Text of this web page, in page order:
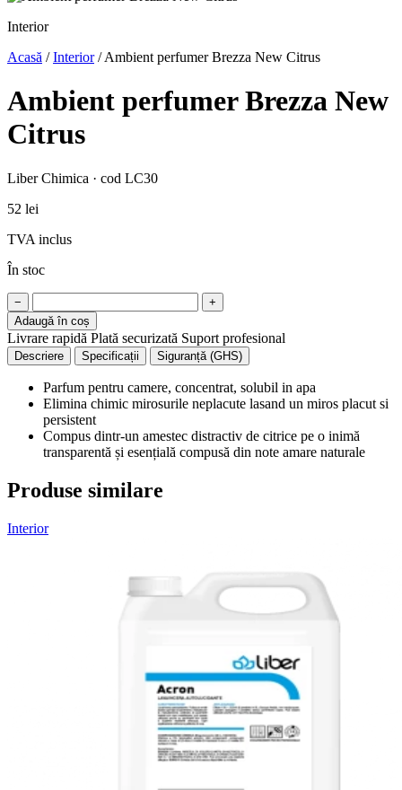
Interior
Acasă /Interior/Ambient perfumer Brezza New Citrus
Ambient perfumer Brezza New
Citrus
Liber Chimica · cod LC30
52 lei
TVA inclus
În stoc
−
+
Adaugă în coș
Livrare rapidă Plată securizată Suport profesional
Descriere Specificații Siguranță (GHS)
Parfum pentru camere, concentrat, solubil in apa
Elimina chimic mirosurile neplacute lasand un miros placut si
persistent
Compus dintr-un amestec distractiv de citrice pe o inimă
transparentă și esențială compusă din note amare naturale
Produse similare
Interior